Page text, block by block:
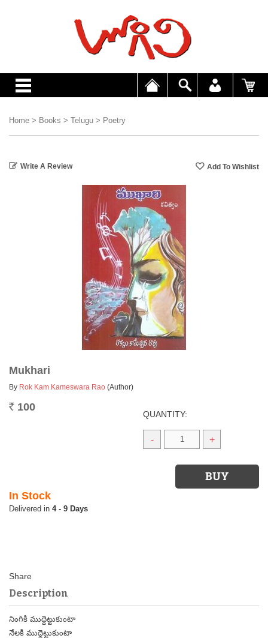
Home > Books > Telugu > Poetry
Write A Review
Mukhari
By Rok Kam Kameswara Rao (Author)
Rs. 100
QUANTITY:
- +
In Stock
4 - 9 Days
Description
నింగికి ముద్దెట్టుకుంటా
నేలకి ముద్దెట్టుకుంటా